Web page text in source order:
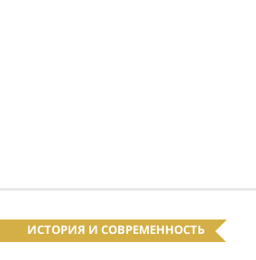
ИСТОРИЯ И СОВРЕМЕННОСТЬ